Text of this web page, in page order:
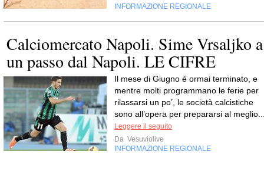
INFORMAZIONE REGIONALE
Calciomercato Napoli. Sime Vrsaljko a
un passo dal Napoli. LE CIFRE
Il mese di Giugno è ormai terminato, e
mentre molti programmano le ferie per
rilassarsi un po’, le società calcistiche
sono all’opera per prepararsi al
Leggere il seguito
Da Vesuviolive
INFORMAZIONE REGIONALE